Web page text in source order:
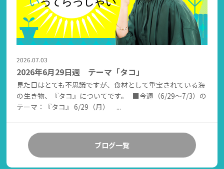
2026.07.03
2026年6月29日週 テーマ「タコ」
見た目はとても不思議ですが、食材として重宝されている海
の生き物、『タコ』についてです。 ■今週（6/29～7/3）の
テーマ：『タコ』 6/29（月） ...
ブログ一覧